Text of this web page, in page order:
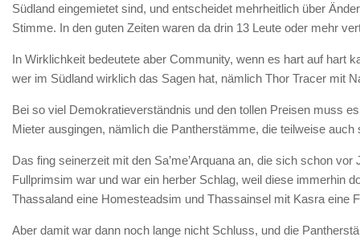
Südland eingemietet sind, und entscheidet mehrheitlich über
Stimme. In den guten Zeiten waren da drin 13 Leute oder mehr
In Wirklichkeit bedeutete aber Community, wenn es hart auf hart
wer im Südland wirklich das Sagen hat, nämlich Thor Tracer mit
Bei so viel Demokratieverständnis und den tollen Preisen muss
Mieter ausgingen, nämlich die Pantherstämme, die teilweise
Das fing seinerzeit mit den Sa’me’Arquana an, die sich schon
Fullprimsim war und war ein herber Schlag, weil diese immerhin
Thassaland eine Homesteadsim und Thassainsel mit Kasra eine
Aber damit war dann noch lange nicht Schluss, und die